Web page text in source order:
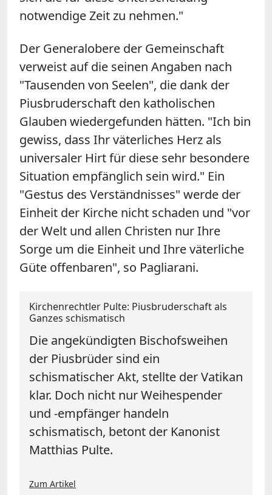
notwendige Zeit zu nehmen."
Der Generalobere der Gemeinschaft
verweist auf die seinen Angaben nach
"Tausenden von Seelen", die dank der
Piusbruderschaft den katholischen
Glauben wiedergefunden hätten. "Ich bin
gewiss, dass Ihr väterliches Herz als
universaler Hirt für diese sehr besondere
Situation empfänglich sein wird." Ein
"Gestus des Verständnisses" werde der
Einheit der Kirche nicht schaden und "vor
der Welt und allen Christen nur Ihre
Sorge um die Einheit und Ihre väterliche
Güte offenbaren", so Pagliarani.
Kirchenrechtler Pulte: Piusbruderschaft als
Ganzes schismatisch
Die angekündigten Bischofsweihen
der Piusbrüder sind ein
schismatischer Akt, stellte der Vatikan
klar. Doch nicht nur Weihespender
und -empfänger handeln
schismatisch, betont der Kanonist
Matthias Pulte.
Zum Artikel